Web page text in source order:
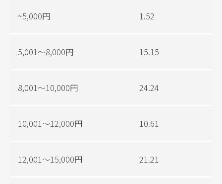
~5,000円 1.52
5,001〜8,000円 15.15
8,001〜10,000円 24.24
10,001〜12,000円 10.61
12,001〜15,000円 21.21